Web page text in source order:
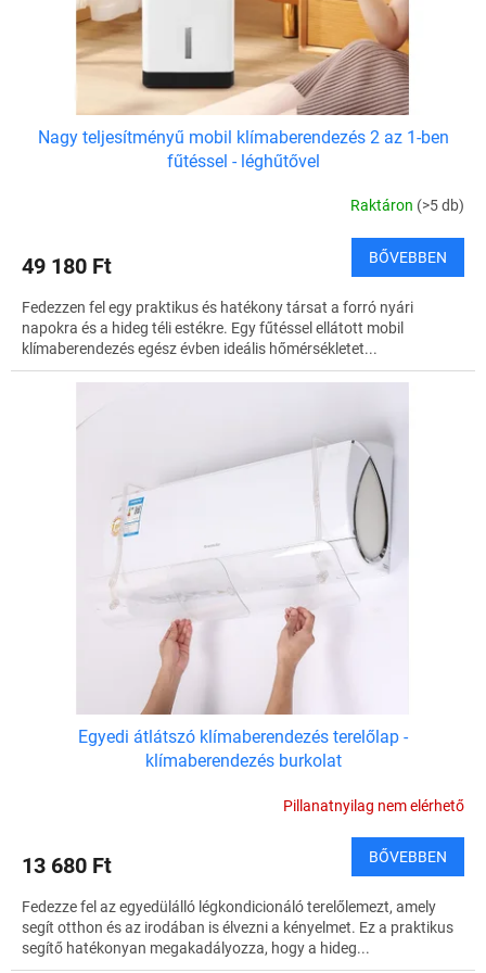
Nagy teljesítményű mobil klímaberendezés 2 az 1-ben
fűtéssel - léghűtővel
Raktáron (>5 db)
49 180 Ft BŐVEBBEN
Fedezzen fel egy praktikus és hatékony társat a forró nyári
napokra és a hideg téli estékre. Egy fűtéssel ellátott mobil
klímaberendezés egész évben ideális hőmérsékletet...
Egyedi átlátszó klímaberendezés terelőlap -
klímaberendezés burkolat
Pillanatnyilag nem elérhető
13 680 Ft BŐVEBBEN
Fedezze fel az egyedülálló légkondicionáló terelőlemezt, amely
segít otthon és az irodában is élvezni a kényelmet. Ez a praktikus
segítő hatékonyan megakadályozza, hogy a hideg...